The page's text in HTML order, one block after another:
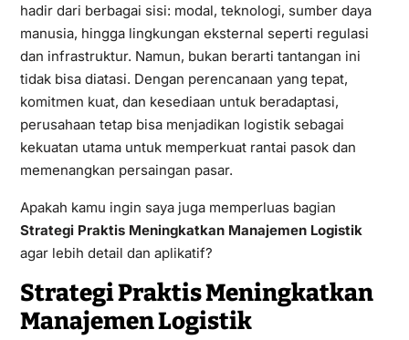
hadir dari berbagai sisi: modal, teknologi, sumber daya
manusia, hingga lingkungan eksternal seperti regulasi
dan infrastruktur. Namun, bukan berarti tantangan ini
tidak bisa diatasi. Dengan perencanaan yang tepat,
komitmen kuat, dan kesediaan untuk beradaptasi,
perusahaan tetap bisa menjadikan logistik sebagai
kekuatan utama untuk memperkuat rantai pasok dan
memenangkan persaingan pasar.
Apakah kamu ingin saya juga memperluas bagian
Strategi Praktis Meningkatkan Manajemen Logistik
agar lebih detail dan aplikatif?
Strategi Praktis Meningkatkan
Manajemen Logistik